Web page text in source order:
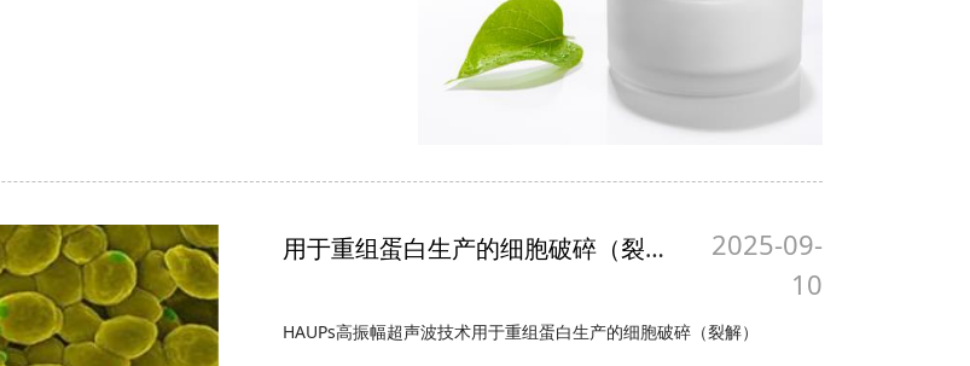
用于重组蛋白生产的细胞破碎（裂解）技术
2025-09-
10
HAUPs高振幅超声波技术用于重组蛋白生产的细胞破碎（裂解）